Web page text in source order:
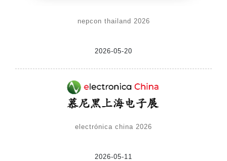
nepcon thailand 2026
2026-05-20
electrónica china 2026
2026-05-11